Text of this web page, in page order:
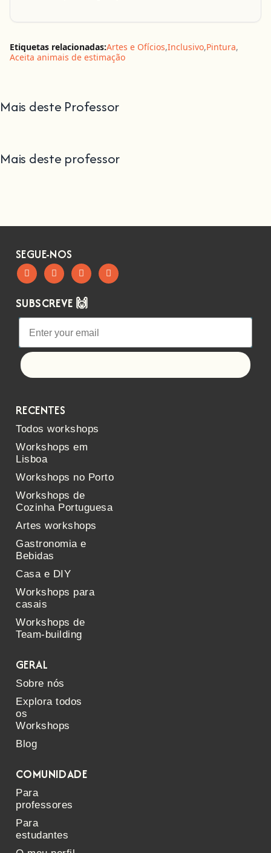
Etiquetas relacionadas:Artes e Ofícios,Inclusivo,Pintura,
Aceita animais de estimação
Mais deste Professor
Mais deste professor
SEGUE-NOS
SUBSCREVE 🙌
RECENTES
Todos workshops
Workshops em
Lisboa
Workshops no Porto
Workshops de
Cozinha Portuguesa
Artes workshops
Gastronomia e
Bebidas
Casa e DIY
Workshops para
casais
Workshops de
Team-building
GERAL
Sobre nós
Explora todos
os
Workshops
Blog
COMUNIDADE
Para
professores
Para
estudantes